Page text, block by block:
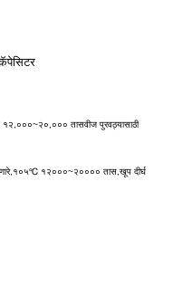
१२,०००~२०,००० तासवीज पुरवठ्यासाठी
१०५℃ १२०००~२०००० तास, खूप दीर्घ